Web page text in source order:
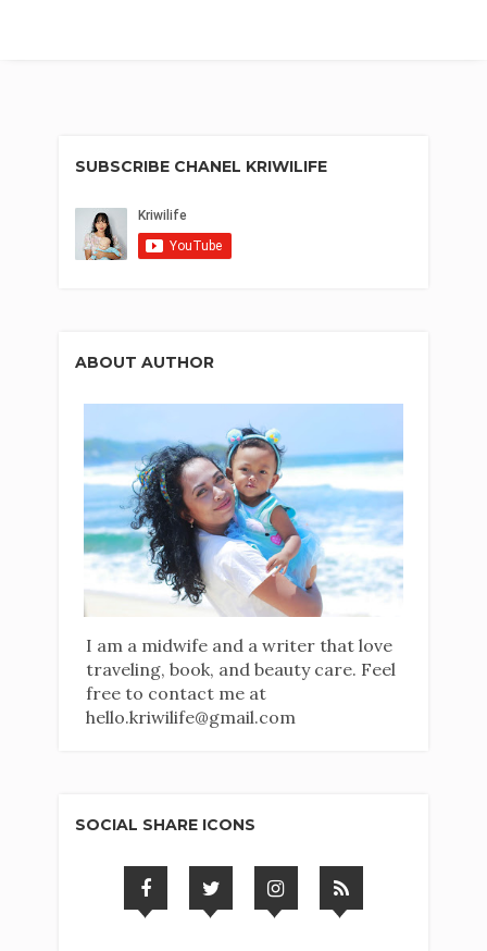
SUBSCRIBE CHANEL KRIWILIFE
ABOUT AUTHOR
I am a midwife and a writer that love
traveling, book, and beauty care. Feel
free to contact me at
hello.kriwilife@gmail.com
SOCIAL SHARE ICONS